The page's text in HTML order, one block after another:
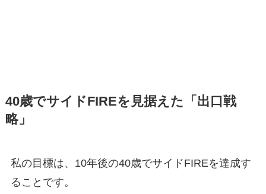
40歳でサイドFIREを見据えた「出口戦
略」
私の目標は、10年後の40歳でサイドFIREを達成す
ることです。